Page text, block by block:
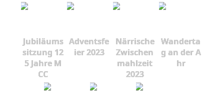
Jubiläums
sitzung 12
5 Jahre M
CC
Adventsfe
ier 2023
Närrische
Zwischen
mahlzeit
2023
Wanderta
g an der A
hr